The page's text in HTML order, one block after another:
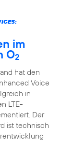
im
O2
hat den
Voice
in
LTE-
Der
ist technisch